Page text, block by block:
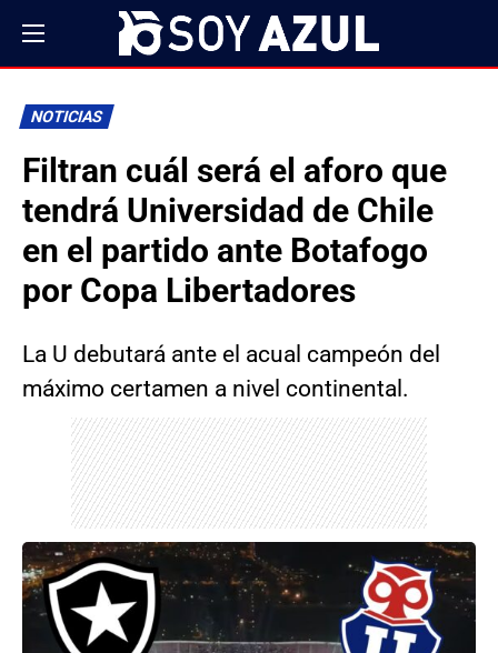
NOTICIAS
Filtran cuál será el aforo que
tendrá Universidad de Chile
en el partido ante Botafogo
por Copa Libertadores
La U debutará ante el acual campeón del
máximo certamen a nivel continental.